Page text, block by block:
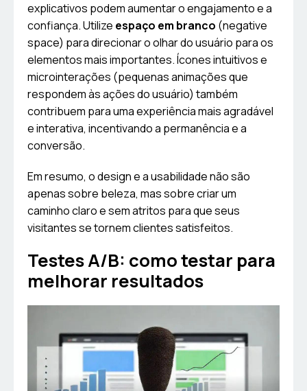
explicativos podem aumentar o engajamento e a
confiança. Utilize espaço em branco (negative
space) para direcionar o olhar do usuário para os
elementos mais importantes. Ícones intuitivos e
microinterações (pequenas animações que
respondem às ações do usuário) também
contribuem para uma experiência mais agradável
e interativa, incentivando a permanência e a
conversão.
Em resumo, o design e a usabilidade não são
apenas sobre beleza, mas sobre criar um
caminho claro e sem atritos para que seus
visitantes se tornem clientes satisfeitos.
Testes A/B: como testar para
melhorar resultados